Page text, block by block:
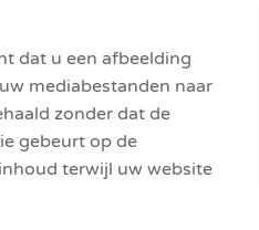
dat u een afbeelding
mediabestanden naar
zonder dat de
gebeurt op de
terwijl uw website